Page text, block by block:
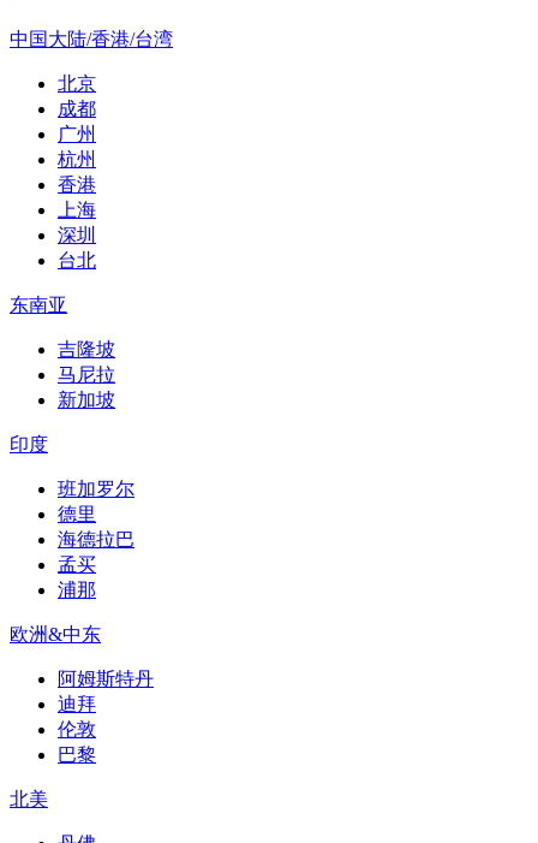
中国大陆/香港/台湾
北京
成都
广州
杭州
香港
上海
深圳
台北
东南亚
吉隆坡
马尼拉
新加坡
印度
班加罗尔
德里
海德拉巴
孟买
浦那
欧洲&中东
阿姆斯特丹
迪拜
伦敦
巴黎
北美